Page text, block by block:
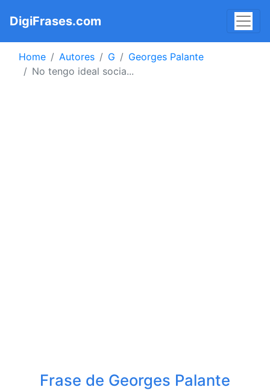
DigiFrases.com
Home Autores G
Georges Palante
No tengo ideal socia...
Frase de Georges Palante